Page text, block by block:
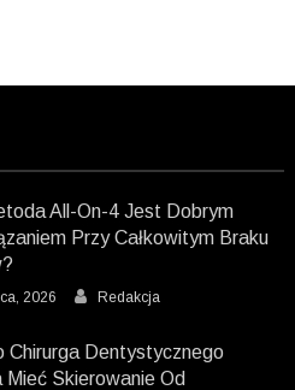
All-On-4 Jest Dobrym
Przy Całkowitym Braku
2026 Redakcja
Chirurga Dentystycznego
Mieć Skierowanie Od